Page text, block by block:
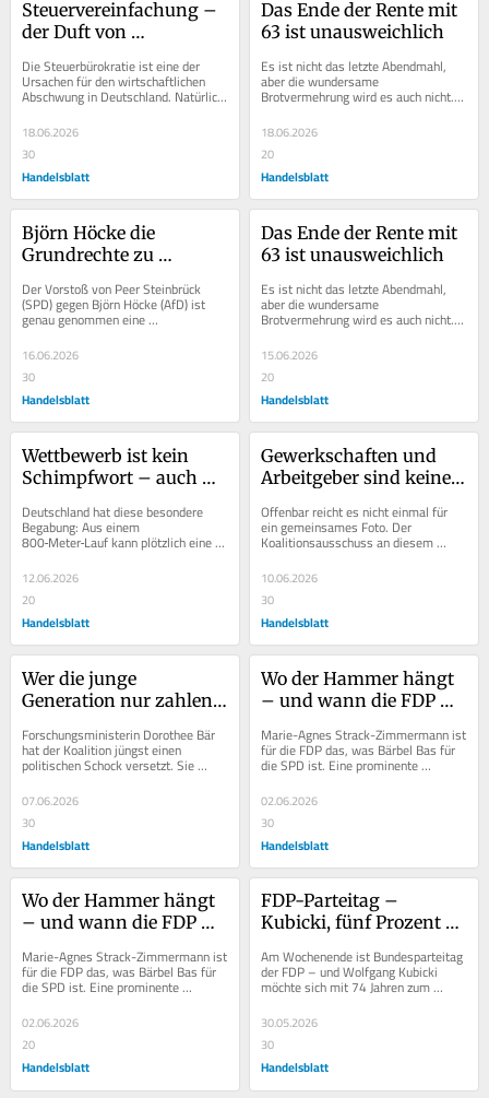
Steuervereinfachung –
der Duft von
durchs Land
Die Steuerbürokratie ist eine der
Ursachen für den wirtschaftlichen
Abschwung in Deutschland. Natürlich
steht die Steuerlast selbst mit an...
18.06.2026
30
Handelsblatt
Das Ende der Rente mit
63 ist unausweichlich
Es ist nicht das letzte Abendmahl,
aber die wundersame
Brotvermehrung wird es auch nicht.
Das politische Berlin wartet mit
Spannung auf die Ergebnisse...
18.06.2026
20
Handelsblatt
Björn Höcke die
Grundrechte zu
Demokratie nicht
Der Vorstoß von Peer Steinbrück
(SPD) gegen Björn Höcke (AfD) ist
genau genommen eine
Bankrotterklärung. Leider, möchte
man sagen. Der frühere...
16.06.2026
30
Handelsblatt
Das Ende der Rente mit
63 ist unausweichlich
Es ist nicht das letzte Abendmahl,
aber die wundersame
Brotvermehrung wird es auch nicht.
Das politische Berlin wartet mit
Spannung auf die Ergebnisse...
15.06.2026
20
Handelsblatt
Wettbewerb ist kein
Schimpfwort – auch
Sportplatz
Deutschland hat diese besondere
Begabung: Aus einem
800‑Meter‑Lauf kann plötzlich eine
Grundsatzdebatte werden. Kaum
heißt es, die...
12.06.2026
20
Handelsblatt
Gewerkschaften und
Arbeitgeber sind keine
Offenbar reicht es nicht einmal für
ein gemeinsames Foto. Der
Koalitionsausschuss an diesem
übliche Gruppenbild...
10.06.2026
30
Handelsblatt
Wer die junge
Generation nur zahlen
Vertrauen
Forschungsministerin Dorothee Bär
hat der Koalition jüngst einen
politischen Schock versetzt. Sie
stellte die von Union und SPD fest
verabredete...
07.06.2026
30
Handelsblatt
Wo der Hammer hängt
– und wann die FDP
ruft
Marie-Agnes Strack-Zimmermann ist
für die FDP das, was Bärbel Bas für
die SPD ist. Eine prominente
Politikerin aus dem eigenen Lager,
die lieber...
02.06.2026
30
Handelsblatt
Wo der Hammer hängt
– und wann die FDP
ruft
Marie-Agnes Strack-Zimmermann ist
für die FDP das, was Bärbel Bas für
die SPD ist. Eine prominente
Politikerin aus dem eigenen Lager,
die lieber...
02.06.2026
20
Handelsblatt
FDP-Parteitag –
Kubicki, fünf Prozent
Merz
Am Wochenende ist Bundesparteitag
der FDP – und Wolfgang Kubicki
möchte sich mit 74 Jahren zum
Für die...
30.05.2026
30
Handelsblatt